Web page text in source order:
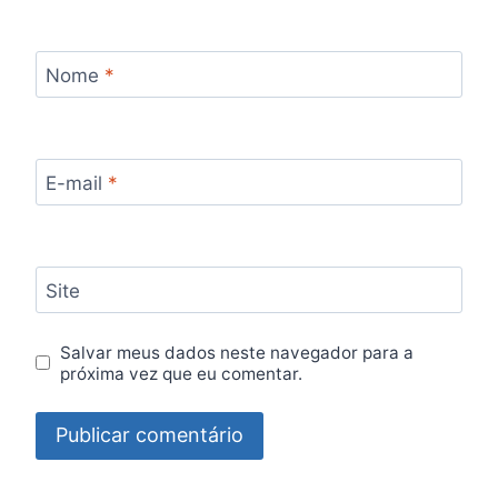
Nome *
E-mail *
Site
Salvar meus dados neste navegador para a
próxima vez que eu comentar.